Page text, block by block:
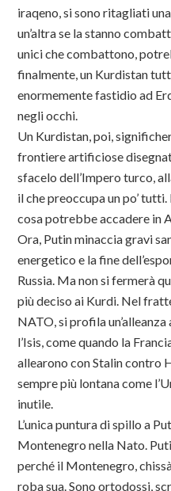
iraqeno, si sono ritagliati
un’altra se la stanno
unici che combattono,
finalmente, un Kurdistan
enormemente fastidio ad
negli occhi.
Un Kurdistan, poi,
frontiere artificiose
sfacelo dell’Impero turco,
il che preoccupa un po’
cosa potrebbe accadere in
Ora, Putin minaccia gravi
energetico e la fine
Russia. Ma non si fermerà
più deciso ai Kurdi. Nel
NATO, si profila
l’Isis, come quando la
allearono con Stalin contro
sempre più lontana come
inutile.
L’unica puntura di spillo a
Montenegro nella Nato.
perché il Montenegro,
roba sua. Sono ortodossi,